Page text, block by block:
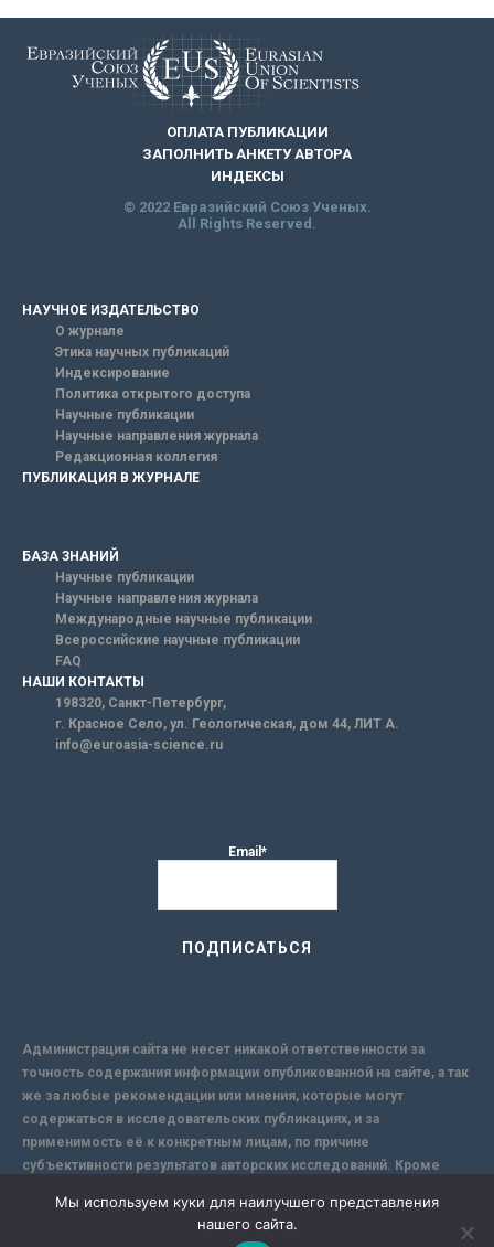
ОПЛАТА ПУБЛИКАЦИИ
ЗАПОЛНИТЬ АНКЕТУ АВТОРА
ИНДЕКСЫ
© 2022 Евразийский Союз Ученых.
All Rights Reserved.
НАУЧНОЕ ИЗДАТЕЛЬСТВО
О журнале
Этика научных публикаций
Индексирование
Политика открытого доступа
Научные публикации
Научные направления журнала
Редакционная коллегия
ПУБЛИКАЦИЯ В ЖУРНАЛЕ
БАЗА ЗНАНИЙ
Научные публикации
Научные направления журнала
Международные научные публикации
Всероссийские научные публикации
FAQ
НАШИ КОНТАКТЫ
198320, Санкт-Петербург,
г. Красное Село, ул. Геологическая, дом 44, ЛИТ А.
info@euroasia-science.ru
Email*
Администрация сайта не несет никакой ответственности за
точность содержания информации опубликованной на сайте, а так
же за любые рекомендации или мнения, которые могут
содержаться в исследовательских публикациях, и за
применимость её к конкретным лицам, по причине
субъективности результатов авторских исследований. Кроме
надежной защиты информации, Сайт не несет ответственности за
информацию, присылаемую через интернет.
Мы используем куки для наилучшего представления
нашего сайта.